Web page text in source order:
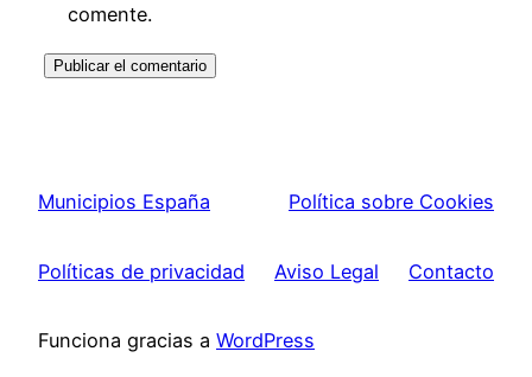
comente.
Municipios España Política sobre Cookies
Políticas de privacidad Aviso Legal Contacto
Funciona gracias a WordPress